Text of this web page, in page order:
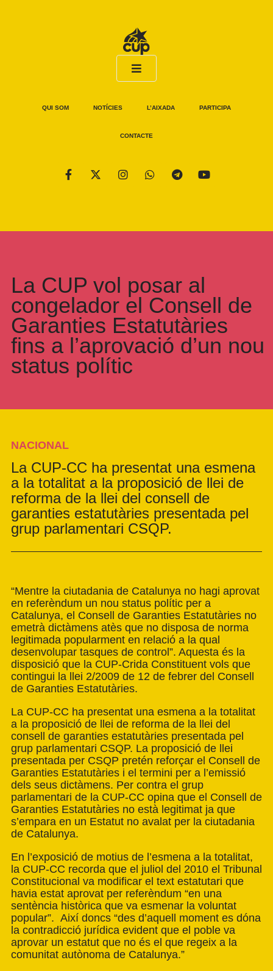
QUI SOM NOTÍCIES L’AIXADA PARTICIPA
CONTACTE
La CUP vol posar al
congelador el Consell de
Garanties Estatutàries
fins a l’aprovació d’un nou
status polític
NACIONAL
La CUP-CC ha presentat una esmena
a la totalitat a la proposició de llei de
reforma de la llei del consell de
garanties estatutàries presentada pel
grup parlamentari CSQP.
“Mentre la ciutadania de Catalunya no hagi aprovat
en referèndum un nou status polític per a
Catalunya, el Consell de Garanties Estatutàries no
emetrà dictàmens atès que no disposa de norma
legitimada popularment en relació a la qual
desenvolupar tasques de control”. Aquesta és la
disposició que la CUP-Crida Constituent vols que
contingui la llei 2/2009 de 12 de febrer del Consell
de Garanties Estatutàries.
La CUP-CC ha presentat una esmena a la totalitat
a la proposició de llei de reforma de la llei del
consell de garanties estatutàries presentada pel
grup parlamentari CSQP. La proposició de llei
presentada per CSQP pretén reforçar el Consell de
Garanties Estatutàries i el termini per a l’emissió
dels seus dictàmens. Per contra el grup
parlamentari de la CUP-CC opina que el Consell de
Garanties Estatutàries no està legitimat ja que
s’empara en un Estatut no avalat per la ciutadania
de Catalunya.
En l’exposició de motius de l’esmena a la totalitat,
la CUP-CC recorda que el juliol del 2010 el Tribunal
Constitucional va modificar el text estatutari que
havia estat aprovat per referèndum “en una
sentència històrica que va esmenar la voluntat
popular”. Així doncs “des d’aquell moment es dóna
la contradicció jurídica evident que el poble va
aprovar un estatut que no és el que regeix a la
comunitat autònoma de Catalunya.”